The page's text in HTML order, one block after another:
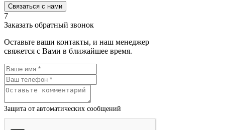
Связаться с нами
7
Заказать обратный звонок
Оставьте ваши контакты, и наш менеджер
свяжется с Вами в ближайшее время.
Защита от автоматических сообщений